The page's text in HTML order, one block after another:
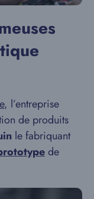
, l’entreprise
de produits
le fabriquant
de